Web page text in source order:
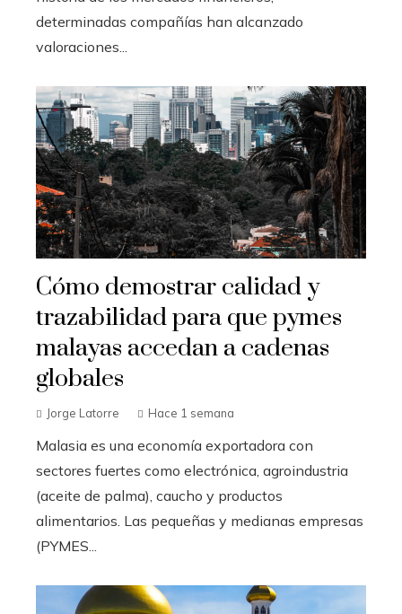
determinadas compañías han alcanzado
valoraciones...
Cómo demostrar calidad y
trazabilidad para que pymes
malayas accedan a cadenas
globales
Jorge Latorre Hace 1 semana
Malasia es una economía exportadora con
sectores fuertes como electrónica, agroindustria
(aceite de palma), caucho y productos
alimentarios. Las pequeñas y medianas empresas
(PYMES...